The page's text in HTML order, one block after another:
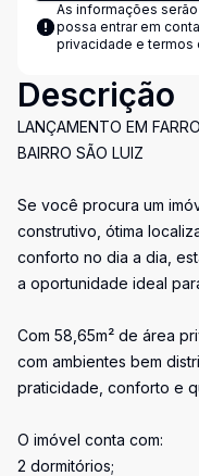
As informações
possa entrar em
privacidade e termos
Descrição
LANÇAMENTO EM
BAIRRO SÃO LUIZ
Se você procura um
construtivo, ótima
conforto no dia a dia,
a oportunidade ideal
Com 58,65m² de área
com ambientes bem
praticidade, conforto e
O imóvel conta com:
2 dormitórios;